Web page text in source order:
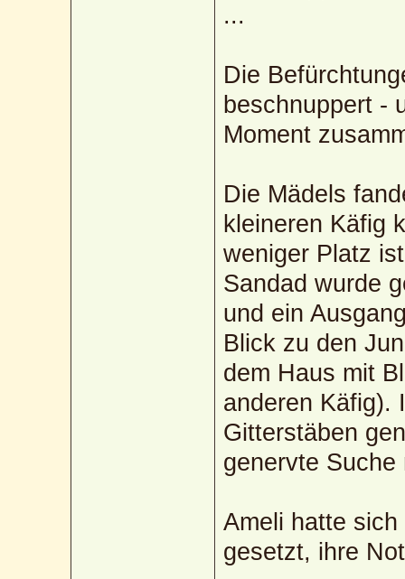
...
Die
beschnuppert -
Moment
Die Mädels
kleineren Käfig
weniger Platz
Sandad wurde
und ein
Blick zu den
dem Haus mit
anderen Käfig).
Gitterstäben
genervte Suche
Ameli hatte
gesetzt, ihre